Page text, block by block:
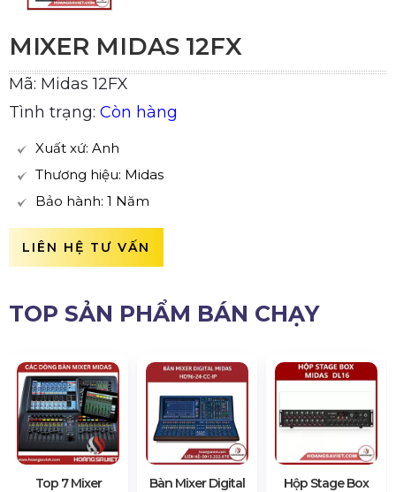
MIXER MIDAS 12FX
Mã: Midas 12FX
Tình trạng: Còn hàng
Xuất xứ: Anh
Thương hiệu: Midas
Bảo hành: 1 Năm
LIÊN HỆ TƯ VẤN
TOP SẢN PHẨM BÁN CHẠY
Top 7 Mixer
Bàn Mixer Digital
Hộp Stage Box